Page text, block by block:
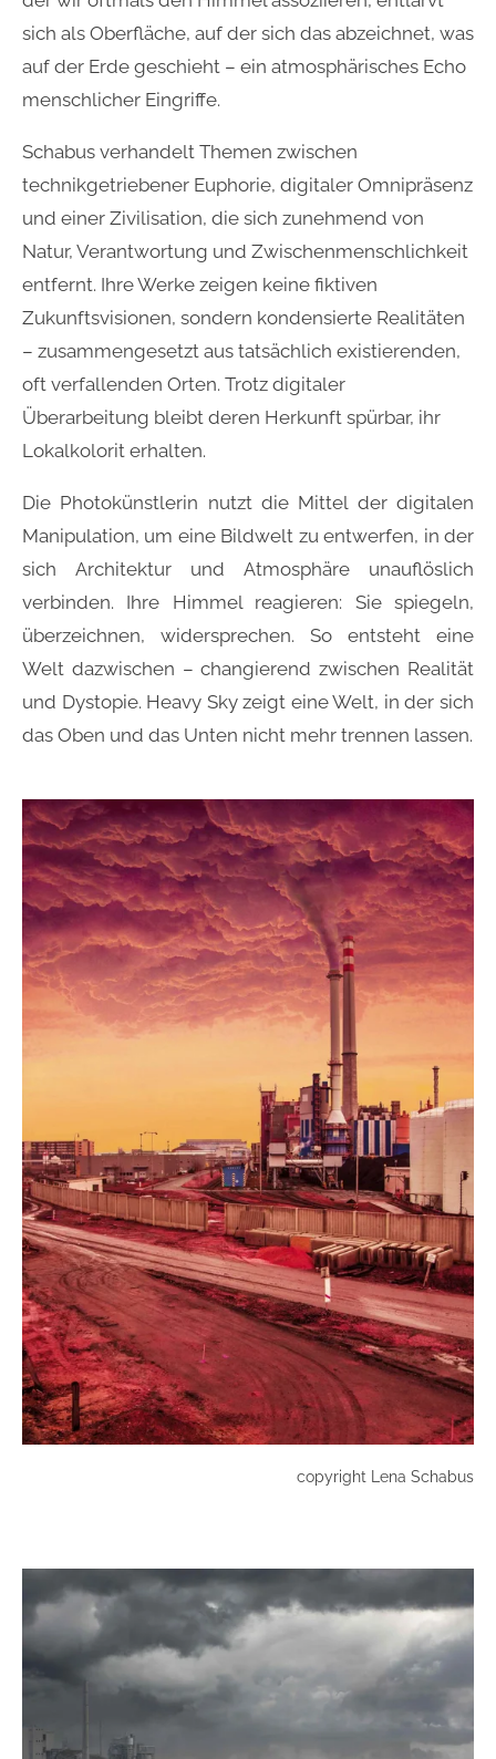
sich als Oberfläche, auf der sich das abzeichnet, was
auf der Erde geschieht – ein atmosphärisches Echo
menschlicher Eingriffe.
Schabus verhandelt Themen zwischen
technikgetriebener Euphorie, digitaler Omnipräsenz
und einer Zivilisation, die sich zunehmend von
Natur, Verantwortung und Zwischenmenschlichkeit
entfernt. Ihre Werke zeigen keine fiktiven
Zukunftsvisionen, sondern kondensierte Realitäten
– zusammengesetzt aus tatsächlich existierenden,
oft verfallenden Orten. Trotz digitaler
Überarbeitung bleibt deren Herkunft spürbar, ihr
Lokalkolorit erhalten.
Die Photokünstlerin nutzt die Mittel der digitalen
Manipulation, um eine Bildwelt zu entwerfen, in der
sich Architektur und Atmosphäre unauflöslich
verbinden. Ihre Himmel reagieren: Sie spiegeln,
überzeichnen, widersprechen. So entsteht eine
Welt dazwischen – changierend zwischen Realität
und Dystopie. Heavy Sky zeigt eine Welt, in der sich
das Oben und das Unten nicht mehr trennen lassen.
copyright Lena Schabus